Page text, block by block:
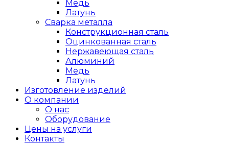
Медь
Латунь
Сварка металла
Конструкционная сталь
Оцинкованная сталь
Нержавеющая сталь
Алюминий
Медь
Латунь
Изготовление изделий
О компании
О нас
Оборудование
Цены на услуги
Контакты